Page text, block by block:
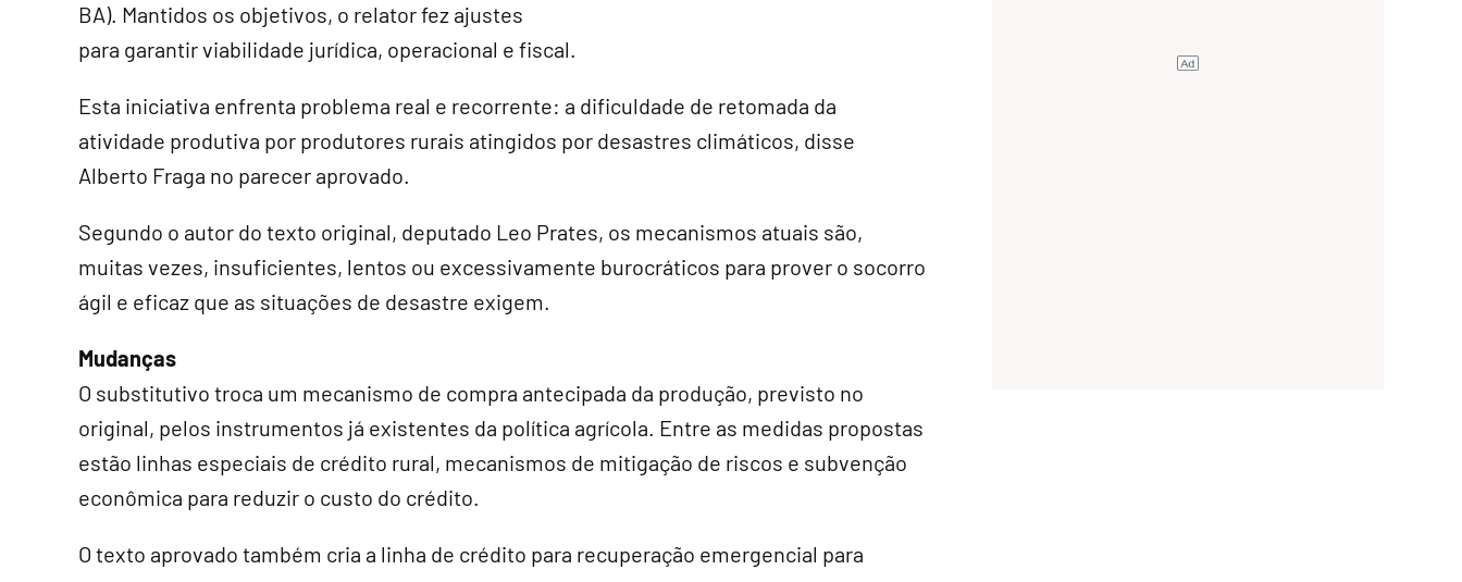
BA). Mantidos os objetivos, o relator fez ajustes
para garantir viabilidade jurídica, operacional e fiscal.
Esta iniciativa enfrenta problema real e recorrente: a dificuldade de retomada da
atividade produtiva por produtores rurais atingidos por desastres climáticos, disse
Alberto Fraga no parecer aprovado.
Segundo o autor do texto original, deputado Leo Prates, os mecanismos atuais são,
muitas vezes, insuficientes, lentos ou excessivamente burocráticos para prover o socorro
ágil e eficaz que as situações de desastre exigem.
Mudanças
O substitutivo troca um mecanismo de compra antecipada da produção, previsto no
original, pelos instrumentos já existentes da política agrícola. Entre as medidas propostas
estão linhas especiais de crédito rural, mecanismos de mitigação de riscos e subvenção
econômica para reduzir o custo do crédito.
O texto aprovado também cria a linha de crédito para recuperação emergencial para